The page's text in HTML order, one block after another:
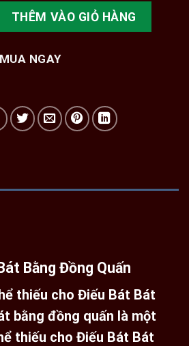
Đồng số lượng
THÊM VÀO GIỎ HÀNG
MUA NGAY
Bằng Đồng Quấn
thiếu cho Điếu Bát Bát
bằng đồng quấn là một
thiếu cho Điếu Bát Bát